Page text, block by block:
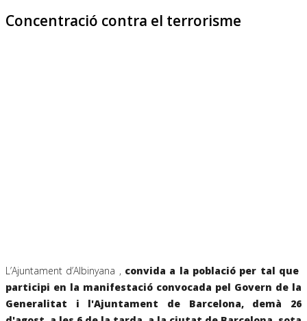
Concentració contra el terrorisme
L’Ajuntament d’Albinyana , convida a la població per tal que
participi en la manifestació convocada pel Govern de la
Generalitat i l'Ajuntament de Barcelona, demà 26